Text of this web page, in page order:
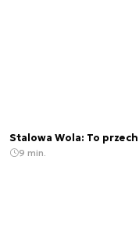
Stalowa Wola: To
9 min.